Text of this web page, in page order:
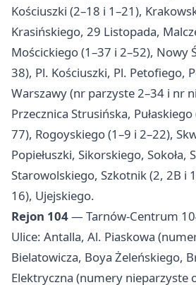
Kościuszki (2–18 i 1–21),
Krasińskiego, 29 Listopada,
Mościckiego (1–37 i 2–52), Nowy
38), Pl. Kościuszki, Pl. Petofiego,
Warszawy (nr parzyste 2–34 i nr
Przecznica Strusińska,
77), Rogoyskiego (1–9 i 2–22),
Popiełuszki, Sikorskiego, Sokoła,
Starowolskiego, Szkotnik (2, 2B i
16), Ujejskiego.
Rejon 104— Tarnów-Centrum
Ulice: Antalla, Al. Piaskowa
Bielatowicza, Boya Żeleńskiego,
Elektryczna (numery nieparzyste